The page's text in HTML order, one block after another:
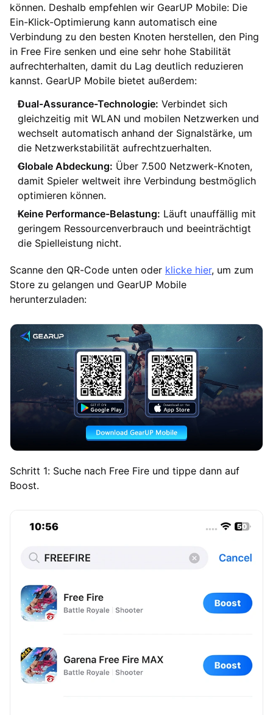
können. Deshalb empfehlen wir GearUP Mobile: Die
Ein-Klick-Optimierung kann automatisch eine
Verbindung zu den besten Knoten herstellen, den Ping
in Free Fire senken und eine sehr hohe Stabilität
aufrechterhalten, damit du Lag deutlich reduzieren
kannst. GearUP Mobile bietet außerdem:
Dual-Assurance-Technologie: Verbindet sich
gleichzeitig mit WLAN und mobilen Netzwerken und
wechselt automatisch anhand der Signalstärke, um
die Netzwerkstabilität aufrechtzuerhalten.
Globale Abdeckung: Über 7.500 Netzwerk-Knoten,
damit Spieler weltweit ihre Verbindung bestmöglich
optimieren können.
Keine Performance-Belastung: Läuft unauffällig mit
geringem Ressourcenverbrauch und beeinträchtigt
die Spielleistung nicht.
Scanne den QR-Code unten oder klicke hier, um zum
Store zu gelangen und GearUP Mobile
herunterzuladen:
Schritt 1: Suche nach Free Fire und tippe dann auf
Boost.